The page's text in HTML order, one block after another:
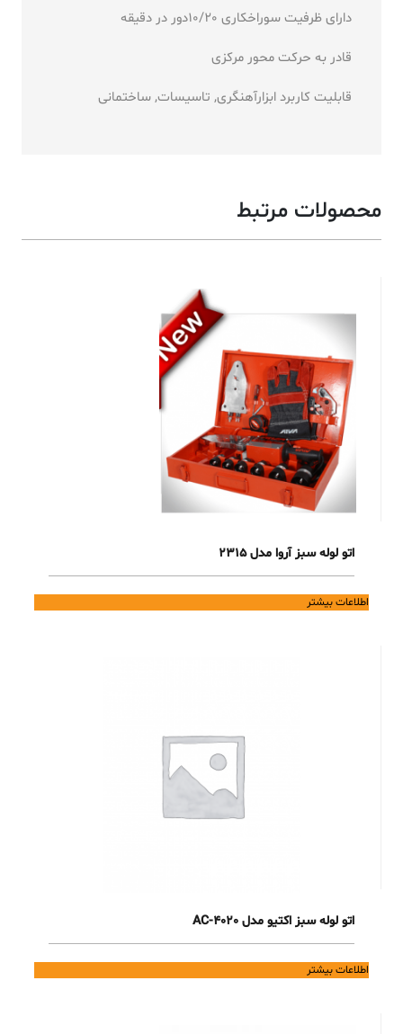
دارای ظرفیت سوراخکاری 10/20دور در دقیقه
قادر به حرکت محور مرکزی
قابلیت کاربرد ابزارآهنگری, تاسیسات, ساختمانی
محصولات مرتبط
اتو لوله سبز آروا مدل 2315
اطلاعات بیشتر
اتو لوله سبز اکتیو مدل AC-4020
اطلاعات بیشتر